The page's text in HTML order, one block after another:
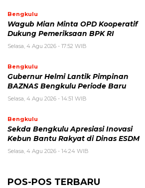
Bengkulu
Wagub Mian Minta OPD Kooperatif
Dukung Pemeriksaan BPK RI
Selasa, 4 Agu 2026 - 17:52 WIB
Bengkulu
Gubernur Helmi Lantik Pimpinan
BAZNAS Bengkulu Periode Baru
Selasa, 4 Agu 2026 - 14:51 WIB
Bengkulu
Sekda Bengkulu Apresiasi Inovasi
Kebun Bantu Rakyat di Dinas ESDM
Selasa, 4 Agu 2026 - 14:24 WIB
POS-POS TERBARU